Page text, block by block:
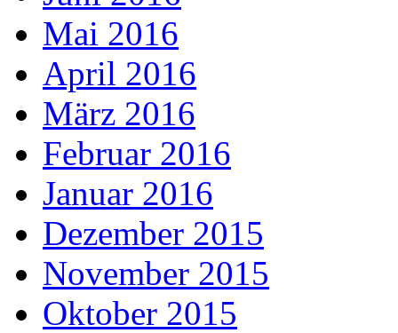
Mai 2016
April 2016
März 2016
Februar 2016
Januar 2016
Dezember 2015
November 2015
Oktober 2015